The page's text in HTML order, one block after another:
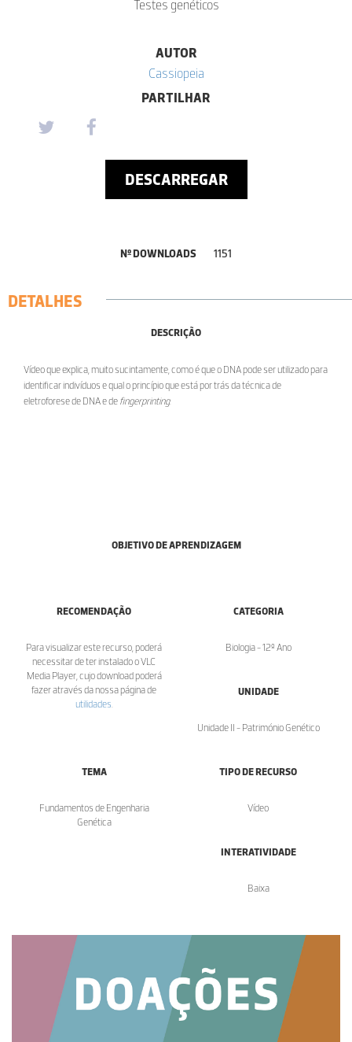
Testes genéticos
AUTOR
Cassiopeia
PARTILHAR
DESCARREGAR
Nº DOWNLOADS 1151
DETALHES
DESCRIÇÃO
Vídeo que explica, muito sucintamente, como é que o DNA pode ser utilizado para
identificar indivíduos e qual o princípio que está por trás da técnica de
eletroforese de DNA e de fingerprinting.
OBJETIVO DE APRENDIZAGEM
RECOMENDAÇÃO
Para visualizar este recurso, poderá
necessitar de ter instalado o VLC
Media Player, cujo download poderá
fazer através da nossa página de
utilidades
CATEGORIA
Biologia - 12º Ano
UNIDADE
Unidade II - Património Genético
TEMA
Fundamentos de Engenharia
Genética
TIPO DE RECURSO
Vídeo
INTERATIVIDADE
Baixa